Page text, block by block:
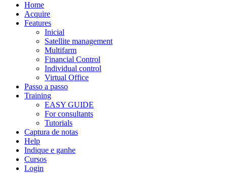
Home
Acquire
Features
Inicial
Satellite management
Multifarm
Financial Control
Individual control
Virtual Office
Passo a passo
Training
EASY GUIDE
For consultants
Tutorials
Captura de notas
Help
Indique e ganhe
Cursos
Login